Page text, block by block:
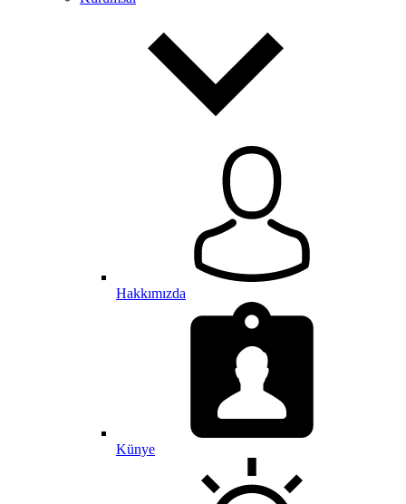
Hakkımızda
Künye